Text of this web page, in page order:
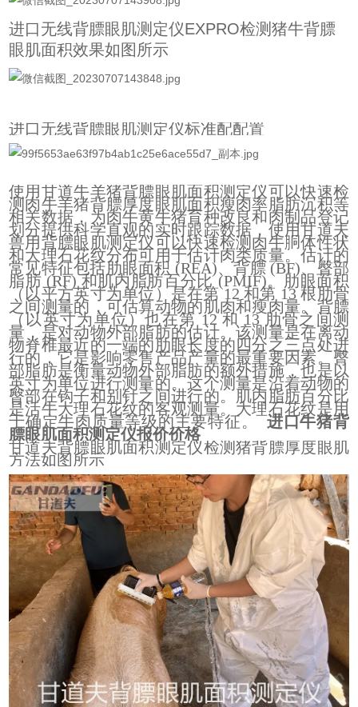
进口无线背膘眼肌测定仪EXPRO检测猪牛背膘
眼肌面积效果如图所示
进口无线背膘眼肌测定仪标准配配置
使用甘道牛羊猪背膘眼肌面积测定仪可以快速检
测肉牛羊猪背膘厚度眼肌面积瘦肉率脂肪沉积等
相关数据，为肉牛黄牛猪育种改良和肉制品登记
划分提供科学直观的实时跟踪数据，使用甘道夫
兽用背膘眼肌测定仪可以快速检测肉牛胴体性状
和大理石花纹分布可用于估计肉类质量。估计的
常见特征包括肋眼面积 (REA)、背膘 (BF)、臀部
脂肪 (RF) 和肌内脂肪百分比 (PMIF)。肋眼面积
（以平方英寸为单位）是在第 12 和第 13 根肋骨
之间测量的，可估算动物的肌肉和瘦肉量。背膘
（以英寸为单位）也在第 12 和 13 肋骨之间测
量，是对动物外部脂肪的估计。该测量是在离动
物脊椎最近的一端的肋眼长度的四分之三点处进
行的，它是影响零售产品产量的最重要因素。臀
部脂肪是衡量动物外部脂肪的额外措施，也是以
英寸为单位进行测量的。这个测量是沿着动物的
臀部在钩子和别针之间进行的。肌内脂肪百分比
是活牛大理石花纹的客观测量。大理石花纹是用
于确定牛肉质量等级的主要特征。进口牛猪背
膘眼肌面积测定仪报价价格
甘道夫背膘眼肌面积测定仪检测猪背膘厚度眼肌
方法如图所示